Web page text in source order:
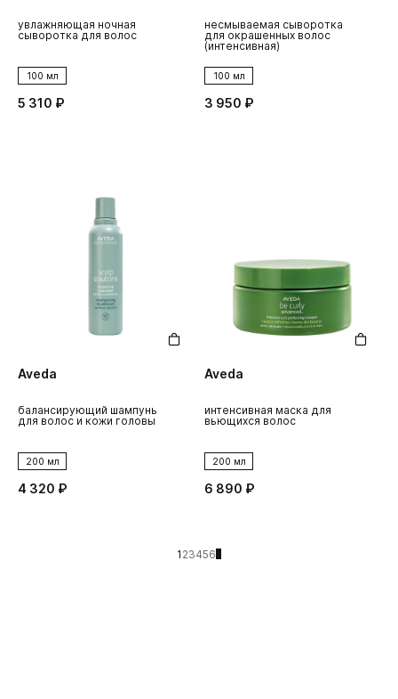
увлажняющая ночная
сыворотка для волос
100 мл
5 310 ₽
несмываемая сыворотка
для окрашенных волос
(интенсивная)
100 мл
3 950 ₽
Aveda
балансирующий шампунь
для волос и кожи головы
200 мл
4 320 ₽
Aveda
интенсивная маска для
вьющихся волос
200 мл
6 890 ₽
1 23456